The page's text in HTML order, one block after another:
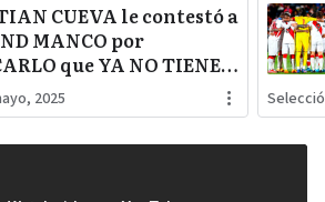
CUEVA le contestó a
MANCO por
que YA NO TIENE
ser convocado a la
PERUANA
2025